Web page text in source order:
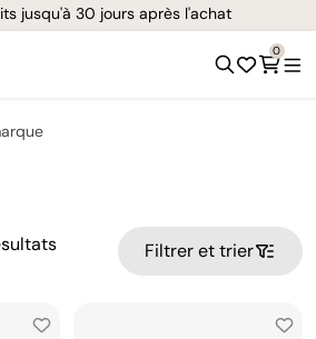
jusqu'à 30 jours après l'achat
0
Filtrer et trier